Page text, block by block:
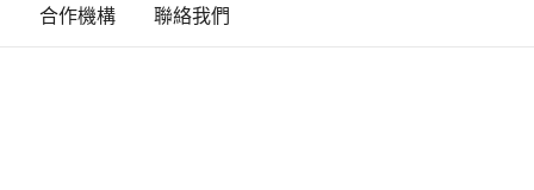
合作機構 ​聯絡我們